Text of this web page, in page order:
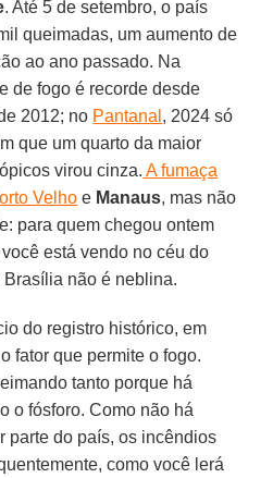
. Até 5 de setembro, o país
queimadas, um aumento de
ao ano passado. Na
de fogo é recorde desde
2012; no Pantanal , 2024 só
que um quarto da maior
virou cinza. A fumaça
Velho e Manaus, mas não
para quem chegou ontem
está vendo no céu do
não é neblina.
do registro histórico, em
fator que permite o fogo.
tanto porque há
o fósforo. Como não há
parte do país, os incêndios
como você lerá